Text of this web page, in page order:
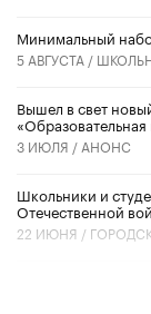
Минимальный
5 АВГУСТА /
Вышел в свет
3 ИЮЛЯ / АНОНС
Школьники и
Отечественной
22 ИЮНЯ /